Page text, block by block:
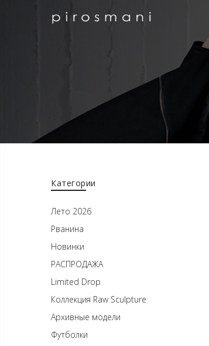
Категории
Лето 2026
Рванина
Новинки
РАСПРОДАЖА
Limited Drop
Коллекция Raw Sculpture
Архивные модели
Футболки